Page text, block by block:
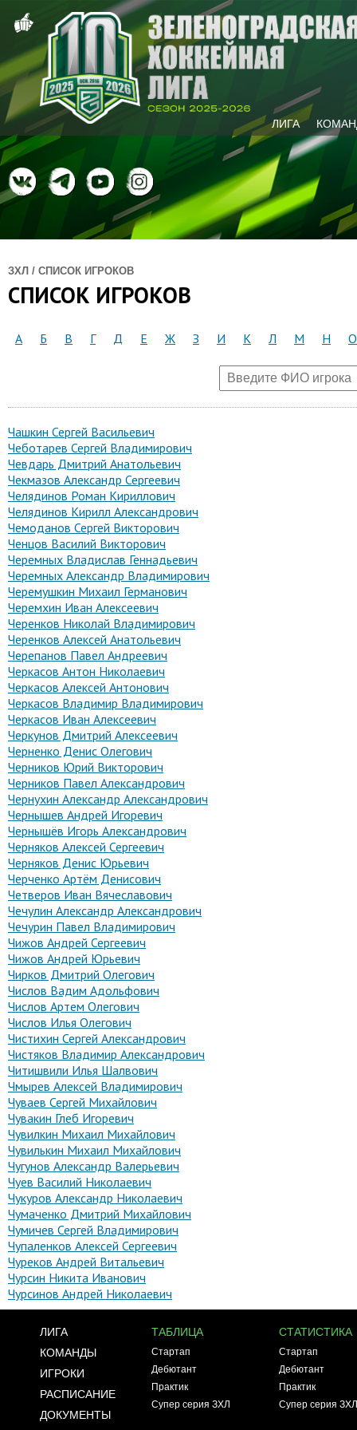
ЛИГА
ЗХЛ / СПИСОК ИГРОКОВ
СПИСОК ИГРОКОВ
А Б В Г Д Е Ж З И К Л М Н О
Чашкин Сергей Васильевич
Чеботарев Сергей Владимирович
Чевдарь Дмитрий Анатольевич
Чекмазов Александр Сергеевич
Челядинов Роман Кириллович
Челядинов Кирилл Александрович
Чемоданов Сергей Викторович
Ченцов Василий Викторович
Черемных Владислав Геннадьевич
Черемных Александр Владимирович
Черемушкин Михаил Германович
Черемхин Иван Алексеевич
Черенков Николай Владимирович
Черенков Алексей Анатольевич
Черепанов Павел Андреевич
Черкасов Антон Николаевич
Черкасов Алексей Антонович
Черкасов Владимир Владимирович
Черкасов Иван Алексеевич
Черкунов Дмитрий Алексеевич
Черненко Денис Олегович
Черников Юрий Викторович
Черников Павел Александрович
Чернухин Александр Александрович
Чернышев Андрей Игоревич
Чернышёв Игорь Александрович
Черняков Алексей Сергеевич
Черняков Денис Юрьевич
Черченко Артём Денисович
Четверов Иван Вячеславович
Чечулин Александр Александрович
Чечурин Павел Владимирович
Чижов Андрей Сергеевич
Чижов Андрей Юрьевич
Чирков Дмитрий Олегович
Числов Вадим Адольфович
Числов Артем Олегович
Числов Илья Олегович
Чистихин Сергей Александрович
Чистяков Владимир Александрович
Читишвили Илья Шалвович
Чмырев Алексей Владимирович
Чуваев Сергей Михайлович
Чувакин Глеб Игоревич
Чувилкин Михаил Михайлович
Чувилькин Михаил Михайлович
Чугунов Александр Валерьевич
Чуев Василий Николаевич
Чукуров Александр Николаевич
Чумаченко Дмитрий Михайлович
Чумичев Сергей Владимирович
Чупаленков Алексей Сергеевич
Чуреков Андрей Витальевич
Чурсин Никита Иванович
Чурсинов Андрей Николаевич
ЛИГА
КОМАНДЫ
ТАБЛИЦА
Стартап
Дебютант
Практик
Супер серия ЗХЛ
СТАТИСТИКА
Стартап
Дебютант
Практик
Супер серия ЗХЛ
ИГРОКИ
РАСПИСАНИЕ
ДОКУМЕНТЫ